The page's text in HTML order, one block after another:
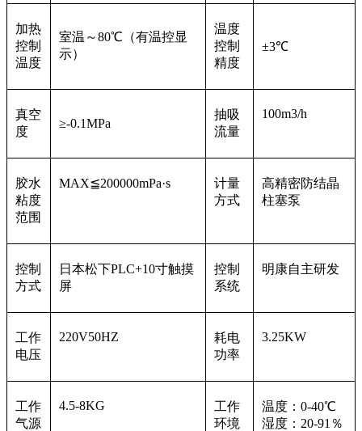
加热
控制
温度
室温～80℃（有温控显
示）
温度
控制
精度
±3℃
真空
度
≥-0.1MPa
抽吸
流量
100m3/h
胶水
粘度
范围
MAX≦200000mPa·s
计量
方式
高精密防结晶
柱塞泵
控制
方式
日本松下PLC+10寸触摸
屏
控制
系统
明康自主研发
工作
电压
220V50HZ
耗电
功率
3.25KW
工作
气源
4.5-8KG
工作
环境
温度：0-40℃
湿度：20-91％